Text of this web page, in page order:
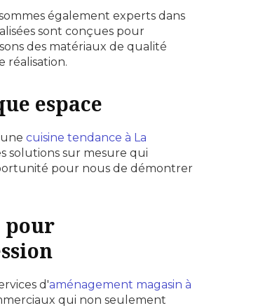
également experts dans
sont conçues pour
des matériaux de qualité
réalisation.
espace
cuisine tendance à La
solutions sur mesure qui
pour nous de démontrer
pour
d'aménagement magasin à
qui non seulement